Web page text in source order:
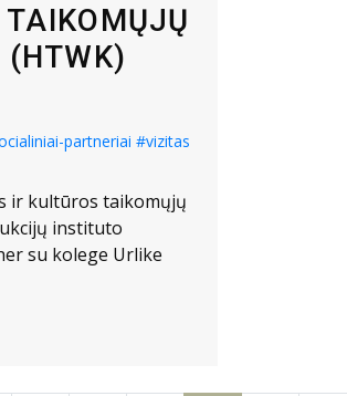
TAIKOMŲJŲ
(HTWK)
partneriai #vizitas
ir kultūros taikomųjų
instituto
su kolege Urlike